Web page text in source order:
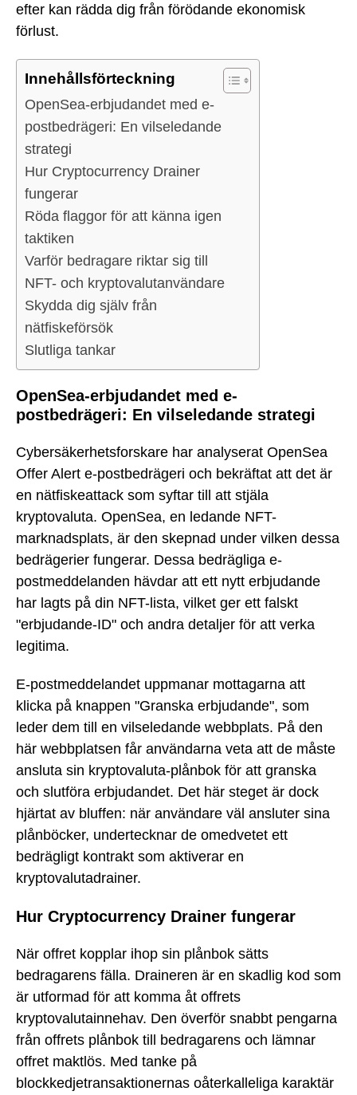
efter kan rädda dig från förödande ekonomisk
förlust.
Innehållsförteckning
OpenSea-erbjudandet med e-
postbedrägeri: En vilseledande
strategi
Hur Cryptocurrency Drainer
fungerar
Röda flaggor för att känna igen
taktiken
Varför bedragare riktar sig till
NFT- och kryptovalutanvändare
Skydda dig själv från
nätfiskeförsök
Slutliga tankar
OpenSea-erbjudandet med e-
postbedrägeri: En vilseledande strategi
Cybersäkerhetsforskare har analyserat OpenSea
Offer Alert e-postbedrägeri och bekräftat att det är
en nätfiskeattack som syftar till att stjäla
kryptovaluta. OpenSea, en ledande NFT-
marknadsplats, är den skepnad under vilken dessa
bedrägerier fungerar. Dessa bedrägliga e-
postmeddelanden hävdar att ett nytt erbjudande
har lagts på din NFT-lista, vilket ger ett falskt
"erbjudande-ID" och andra detaljer för att verka
legitima.
E-postmeddelandet uppmanar mottagarna att
klicka på knappen "Granska erbjudande", som
leder dem till en vilseledande webbplats. På den
här webbplatsen får användarna veta att de måste
ansluta sin kryptovaluta-plånbok för att granska
och slutföra erbjudandet. Det här steget är dock
hjärtat av bluffen: när användare väl ansluter sina
plånböcker, undertecknar de omedvetet ett
bedrägligt kontrakt som aktiverar en
kryptovalutadrainer.
Hur Cryptocurrency Drainer fungerar
När offret kopplar ihop sin plånbok sätts
bedragarens fälla. Draineren är en skadlig kod som
är utformad för att komma åt offrets
kryptovalutainnehav. Den överför snabbt pengarna
från offrets plånbok till bedragarens och lämnar
offret maktlös. Med tanke på
blockkedjetransaktionernas oåterkalleliga karaktär